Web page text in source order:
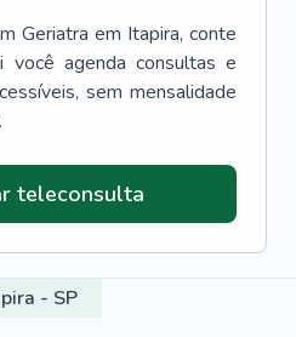
Geriatra em Itapira, conte
você agenda consultas e
sem mensalidade
teleconsulta
- SP